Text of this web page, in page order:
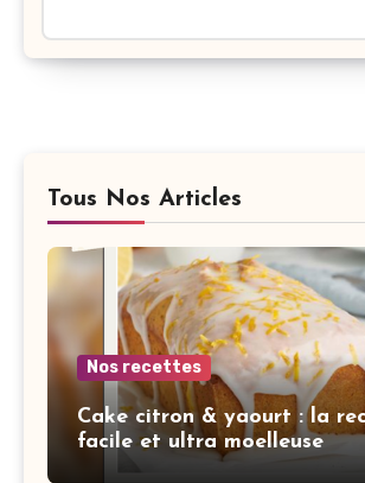
Tous Nos Articles
Nos recettes
Cake citron & yaourt : la
facile et ultra moelleuse